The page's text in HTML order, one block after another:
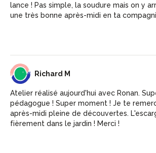
lance ! Pas simple, la soudure mais on y arrive. J'ai passé
une très bonne après-midi en ta
bois, résine... Magnifique ! Merci
RM Richard M
Atelier réalisé aujourd'hui avec Ronan.
pédagogue ! Super moment ! Je te remercie pour cet
après-midi pleine de découvertes.
fièrement dans le jardin ! Merci !